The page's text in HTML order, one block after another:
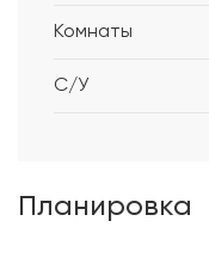
Комнаты
С/У
Планировка